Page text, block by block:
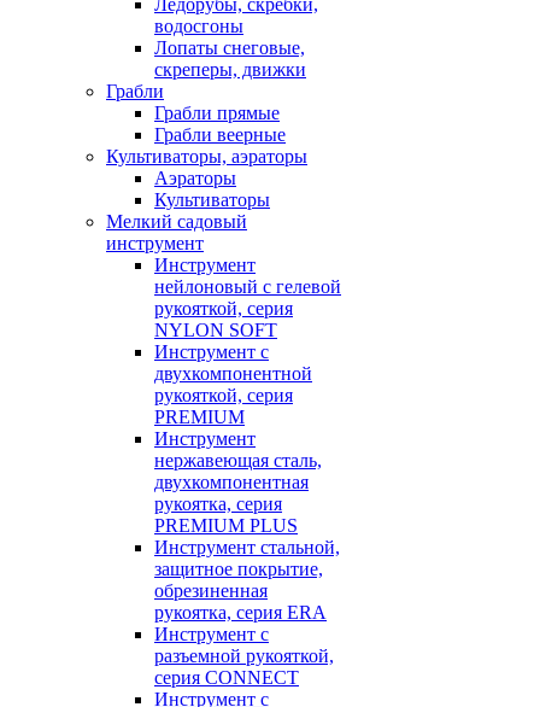
Ледорубы, скребки,
водосгоны
Лопаты снеговые,
скреперы, движки
Грабли
Грабли прямые
Грабли веерные
Культиваторы, аэраторы
Аэраторы
Культиваторы
Мелкий садовый
инструмент
Инструмент
нейлоновый с гелевой
рукояткой, серия
NYLON SOFT
Инструмент с
двухкомпонентной
рукояткой, серия
PREMIUM
Инструмент
нержавеющая сталь,
двухкомпонентная
рукоятка, серия
PREMIUM PLUS
Инструмент стальной,
защитное покрытие,
обрезиненная
рукоятка, серия ERA
Инструмент с
разъемной рукояткой,
серия CONNECT
Инструмент с